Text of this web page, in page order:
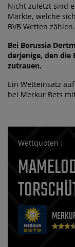
Nicht zuletzt sind
Märkte, welche
BVB Wetten zählen.
Bei Borussia
derjenige, den die
zutrauen.
Ein Wetteinsatz
bei Merkur Bets
Wettquoten :